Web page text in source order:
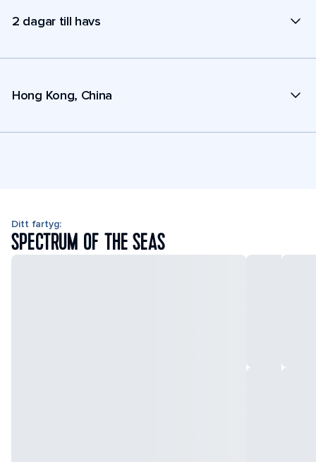
2 dagar till havs
Hong Kong, China
Ditt fartyg:
SPECTRUM OF THE SEAS